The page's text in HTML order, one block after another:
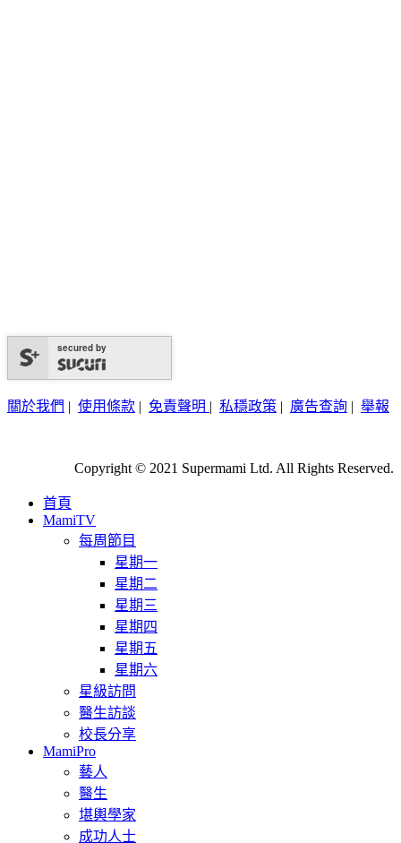
secured by
關於我們 | 使用條款 | 免責聲明 | 私穩政策 | 廣告查詢 | 舉報
Copyright © 2021 Supermami Ltd. All Rights Reserved.
首頁
MamiTV
每周節目
星期一
星期二
星期三
星期四
星期五
星期六
星級訪問
醫生訪談
校長分享
MamiPro
藝人
醫生
堪輿學家
成功人士